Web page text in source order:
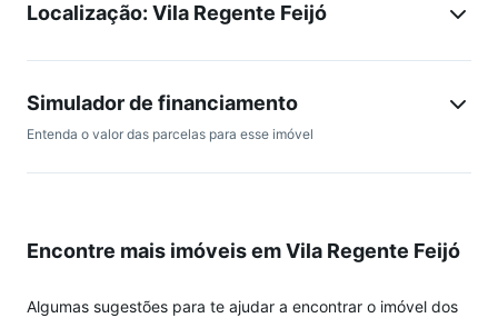
controle de acesso a todas as dependências (inclusive nos
coberta aquecida, piscina descoberta aquecida, piscina
infantil coberta e aquecida, sala de vídeo, sala de internet,
brinquedoteca, academia de ginástica, quadra poliesportiva
com piso de alta qualidade.
independente.
Localização: Vila Regente Feijó
Simulador de financiamento
Entenda o valor das parcelas para esse imóvel
Encontre mais imóveis em Vila Regente Feijó
Algumas sugestões para te ajudar a encontrar o imóvel dos